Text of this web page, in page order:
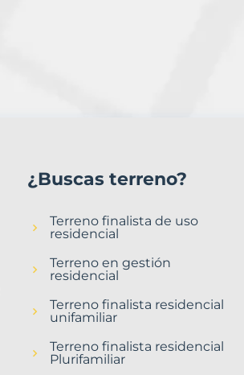
¿Buscas terreno?
Terreno finalista de uso
residencial
Terreno en gestión
residencial
Terreno finalista residencial
unifamiliar
Terreno finalista residencial
Plurifamiliar